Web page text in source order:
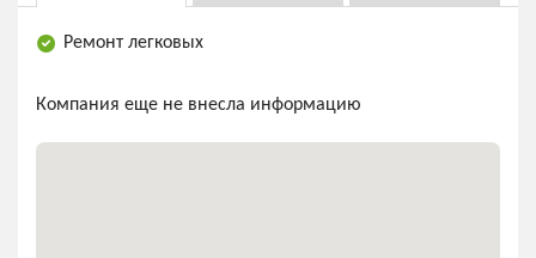
Ремонт легковых
Компания еще не внесла информацию